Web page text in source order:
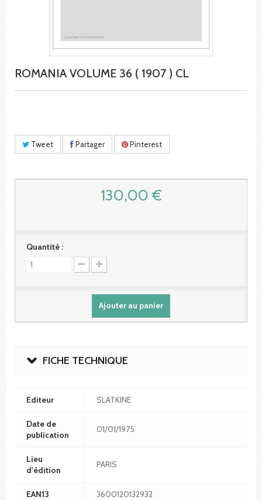
ROMANIA VOLUME 36 ( 1907 ) CL
Tweet Partager Pinterest
130,00 €
Quantité :
Ajouter au panier
FICHE TECHNIQUE
Editeur SLATKINE
Date de
publication
01/01/1975
Lieu
d'édition
PARIS
EAN13 3600120132932